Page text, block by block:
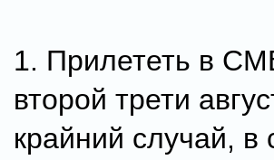
1. Прилететь в
второй трети
крайний случай,